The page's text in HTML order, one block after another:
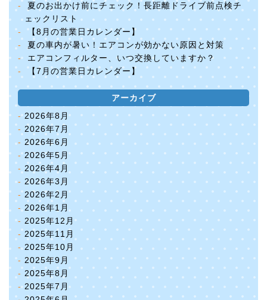
夏のお出かけ前にチェック！長距離ドライブ前点検チ
ェックリスト
【8月の営業日カレンダー】
夏の車内が暑い！エアコンが効かない原因と対策
エアコンフィルター、いつ交換していますか？
【7月の営業日カレンダー】
アーカイブ
2026年8月
2026年7月
2026年6月
2026年5月
2026年4月
2026年3月
2026年2月
2026年1月
2025年12月
2025年11月
2025年10月
2025年9月
2025年8月
2025年7月